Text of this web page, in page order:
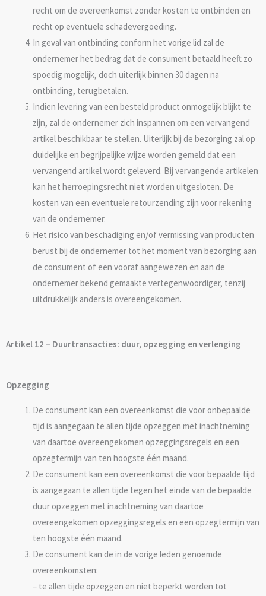
recht om de overeenkomst zonder kosten te ontbinden en
recht op eventuele schadevergoeding.
In geval van ontbinding conform het vorige lid zal de
ondernemer het bedrag dat de consument betaald heeft zo
spoedig mogelijk, doch uiterlijk binnen 30 dagen na
ontbinding, terugbetalen.
Indien levering van een besteld product onmogelijk blijkt te
zijn, zal de ondernemer zich inspannen om een vervangend
artikel beschikbaar te stellen. Uiterlijk bij de bezorging zal op
duidelijke en begrijpelijke wijze worden gemeld dat een
vervangend artikel wordt geleverd. Bij vervangende artikelen
kan het herroepingsrecht niet worden uitgesloten. De
kosten van een eventuele retourzending zijn voor rekening
van de ondernemer.
Het risico van beschadiging en/of vermissing van producten
berust bij de ondernemer tot het moment van bezorging aan
de consument of een vooraf aangewezen en aan de
ondernemer bekend gemaakte vertegenwoordiger, tenzij
uitdrukkelijk anders is overeengekomen.
Artikel 12 – Duurtransacties: duur, opzegging en verlenging
Opzegging
De consument kan een overeenkomst die voor onbepaalde
tijd is aangegaan te allen tijde opzeggen met inachtneming
van daartoe overeengekomen opzeggingsregels en een
opzegtermijn van ten hoogste één maand.
De consument kan een overeenkomst die voor bepaalde tijd
is aangegaan te allen tijde tegen het einde van de bepaalde
duur opzeggen met inachtneming van daartoe
overeengekomen opzeggingsregels en een opzegtermijn van
ten hoogste één maand.
De consument kan de in de vorige leden genoemde
overeenkomsten:
– te allen tijde opzeggen en niet beperkt worden tot